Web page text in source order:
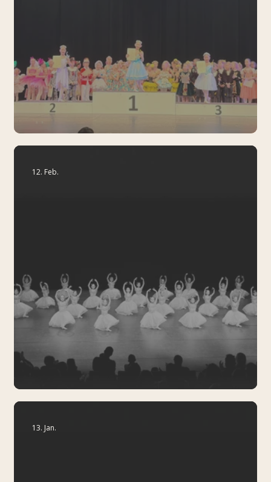
23 Mal deutscher Meister
Save the Date: Sommer-Gala 2026
12. Feb.
13. Jan.